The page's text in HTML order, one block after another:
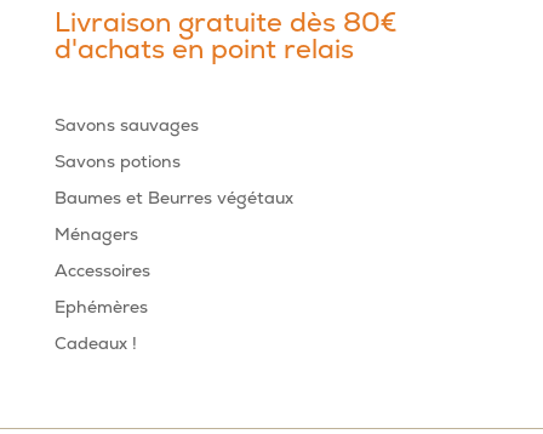
Livraison gratuite dès 80€
d'achats en point relais
Savons sauvages
Savons potions
Baumes et Beurres végétaux
Ménagers
Accessoires
Ephémères
Cadeaux !